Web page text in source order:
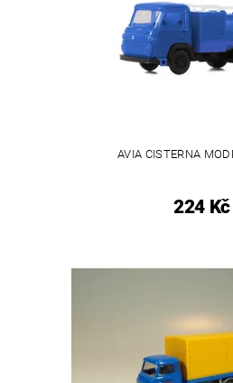
AVIA CISTERNA
224 Kč